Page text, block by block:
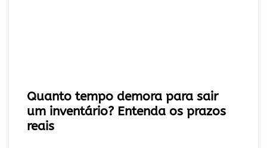
Quanto tempo demora para sair
um inventário? Entenda os prazos
reais